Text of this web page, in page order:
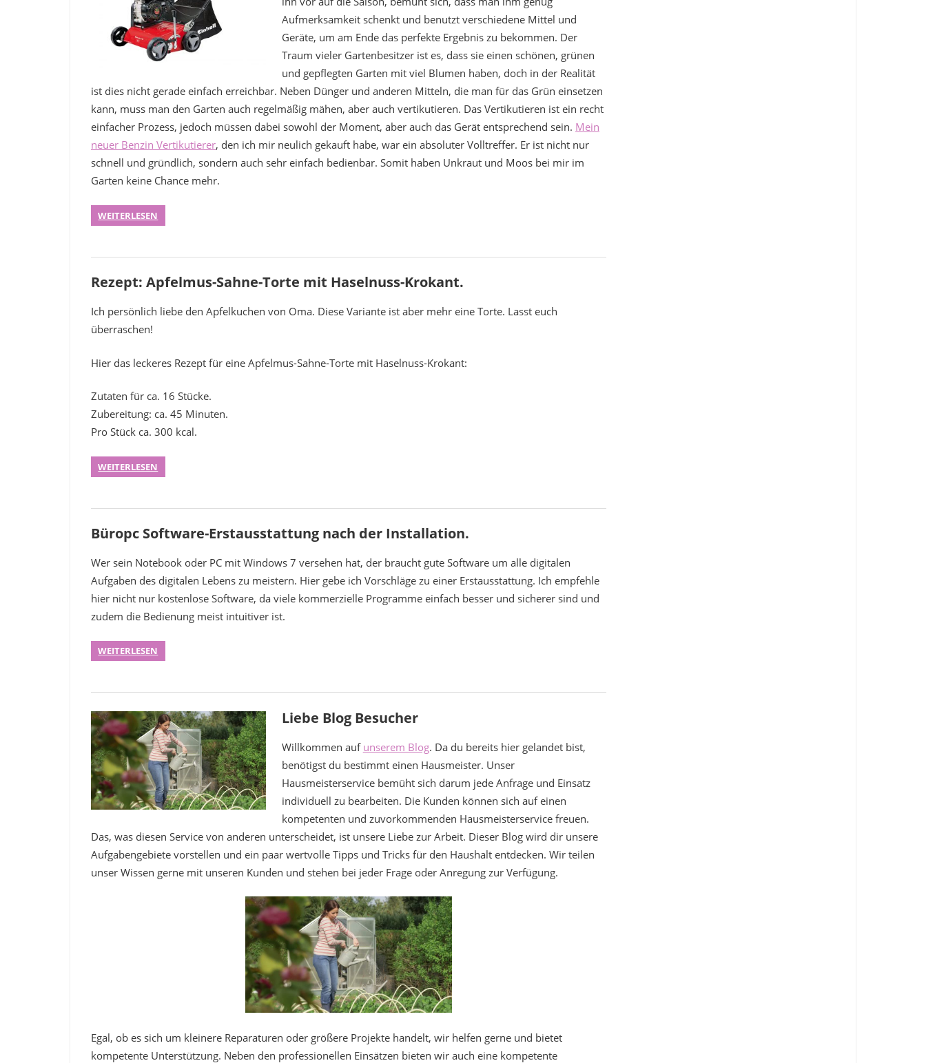
Aufmerksamkeit schenkt und benutzt verschiedene Mittel und
Geräte, um am Ende das perfekte Ergebnis zu bekommen. Der
Traum vieler Gartenbesitzer ist es, dass sie einen schönen, grünen
und gepflegten Garten mit viel Blumen haben, doch in der Realität
ist dies nicht gerade einfach erreichbar. Neben Dünger und anderen Mitteln, die man für das Grün einsetzen
kann, muss man den Garten auch regelmäßig mähen, aber auch vertikutieren. Das Vertikutieren ist ein recht
einfacher Prozess, jedoch müssen dabei sowohl der Moment, aber auch das Gerät entsprechend sein. Mein
neuer Benzin Vertikutierer, den ich mir neulich gekauft habe, war ein absoluter Volltreffer. Er ist nicht nur
schnell und gründlich, sondern auch sehr einfach bedienbar. Somit haben Unkraut und Moos bei mir im
Garten keine Chance mehr.
WEITERLESEN
Rezept: Apfelmus-Sahne-Torte mit Haselnuss-Krokant.
Ich persönlich liebe den Apfelkuchen von Oma. Diese Variante ist aber mehr eine Torte. Lasst euch
überraschen!
Hier das leckeres Rezept für eine Apfelmus-Sahne-Torte mit Haselnuss-Krokant:
Zutaten für ca. 16 Stücke.
Zubereitung: ca. 45 Minuten.
Pro Stück ca. 300 kcal.
WEITERLESEN
Büropc Software-Erstausstattung nach der Installation.
Wer sein Notebook oder PC mit Windows 7 versehen hat, der braucht gute Software um alle digitalen
Aufgaben des digitalen Lebens zu meistern. Hier gebe ich Vorschläge zu einer Erstausstattung. Ich empfehle
hier nicht nur kostenlose Software, da viele kommerzielle Programme einfach besser und sicherer sind und
zudem die Bedienung meist intuitiver ist.
WEITERLESEN
Liebe Blog Besucher
Willkommen auf unserem Blog. Da du bereits hier gelandet bist,
benötigst du bestimmt einen Hausmeister. Unser
Hausmeisterservice bemüht sich darum jede Anfrage und Einsatz
individuell zu bearbeiten. Die Kunden können sich auf einen
kompetenten und zuvorkommenden Hausmeisterservice freuen.
Das, was diesen Service von anderen unterscheidet, ist unsere Liebe zur Arbeit. Dieser Blog wird dir unsere
Aufgabengebiete vorstellen und ein paar wertvolle Tipps und Tricks für den Haushalt entdecken. Wir teilen
unser Wissen gerne mit unseren Kunden und stehen bei jeder Frage oder Anregung zur Verfügung.
Egal, ob es sich um kleinere Reparaturen oder größere Projekte handelt, wir helfen gerne und bietet
kompetente Unterstützung. Neben den professionellen Einsätzen bieten wir auch eine kompetente